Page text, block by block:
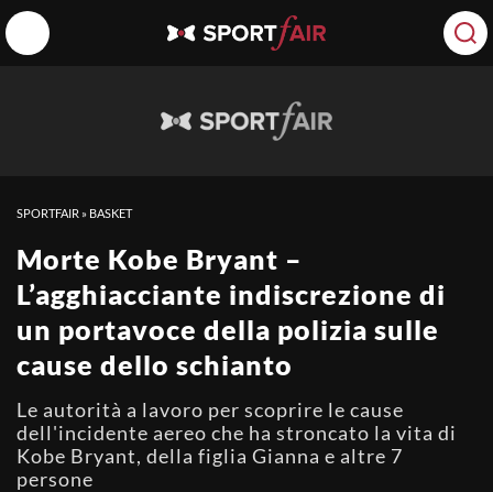
SPORTFAIR » BASKET
Morte Kobe Bryant –
L’agghiacciante indiscrezione di
un portavoce della polizia sulle
cause dello schianto
Le autorità a lavoro per scoprire le cause
dell'incidente aereo che ha stroncato la vita di
Kobe Bryant, della figlia Gianna e altre 7
persone